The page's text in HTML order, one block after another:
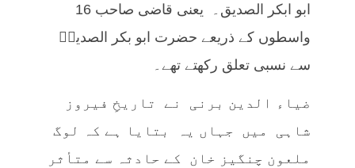
ابو ابکر الصدیق۔ یعنی قاضی صاحب 16
واسطوں کے ذریعے حضرت ابو بکر الصدیقؓ
سے نسبی تعلق رکھتے تھے۔
ضیاء الدین برنی نے تاریخِ فیروز
شاہی میں جہاں یہ بتایا ہے کہ لوگ
ملعون چنگیز خان کے حادثہ سے متأثر